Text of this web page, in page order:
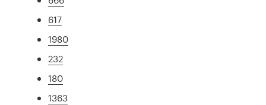
617
1980
232
180
1363